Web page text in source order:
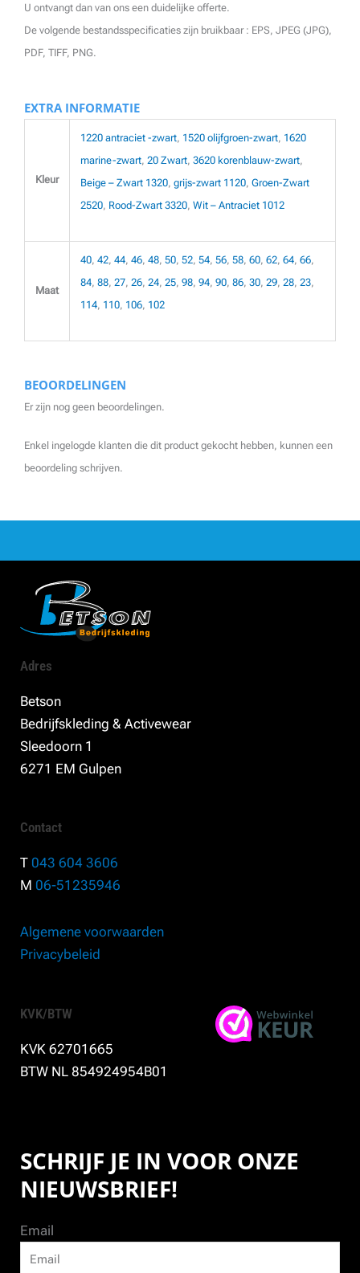
U ontvangt dan van ons een duidelijke offerte.
De volgende bestandsspecificaties zijn bruikbaar : EPS, JPEG (JPG),
PDF, TIFF, PNG.
EXTRA INFORMATIE
Kleur
1220 antraciet -zwart, 1520 olijfgroen-zwart, 1620
marine-zwart, 20 Zwart, 3620 korenblauw-zwart,
Beige – Zwart 1320, grijs-zwart 1120, Groen-Zwart
2520, Rood-Zwart 3320, Wit – Antraciet 1012
Maat
40, 42, 44, 46, 48, 50, 52, 54, 56, 58, 60, 62, 64, 66,
84, 88, 27, 26, 24, 25, 98, 94, 90, 86, 30, 29, 28, 23,
114, 110, 106, 102
BEOORDELINGEN
Er zijn nog geen beoordelingen.
Enkel ingelogde klanten die dit product gekocht hebben, kunnen een
beoordeling schrijven.
Adres
Betson
Bedrijfskleding & Activewear
Sleedoorn 1
6271 EM Gulpen
Contact
T 043 604 3606
M 06-51235946
Algemene voorwaarden
Privacybeleid
KVK/BTW
KVK 62701665
BTW NL 854924954B01
SCHRIJF JE IN VOOR ONZE
NIEUWSBRIEF!
Email